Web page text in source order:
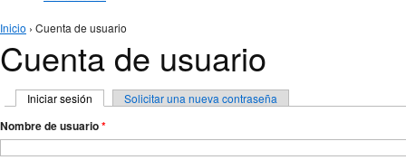
Se encuentra usted aquí
Inicio › Cuenta de usuario
Cuenta de usuario
Solapas principales
Iniciar sesión (solapa activa)
Solicitar una nueva contraseña
Nombre de usuario*